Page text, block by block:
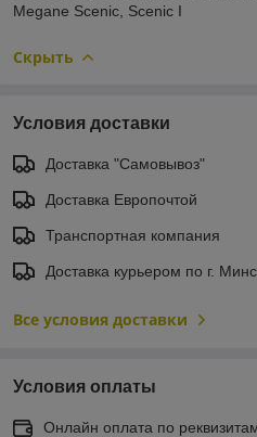
Megane Scenic, Scenic I
Скрыть
Условия доставки
Доставка "Самовывоз"
Доставка Европочтой
Транспортная компания
Доставка курьером по г.
Все условия доставки
Условия оплаты
Онлайн оплата по